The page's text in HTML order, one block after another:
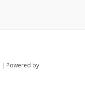
| Powered by